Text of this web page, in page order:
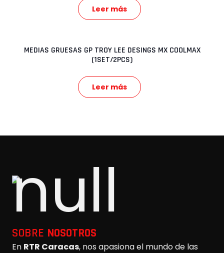
Leer más
MEDIAS GRUESAS GP TROY LEE DESINGS MX COOLMAX
(1SET/2PCS)
Leer más
SOBRE NOSOTROS
En RTR Caracas, nos apasiona el mundo de las